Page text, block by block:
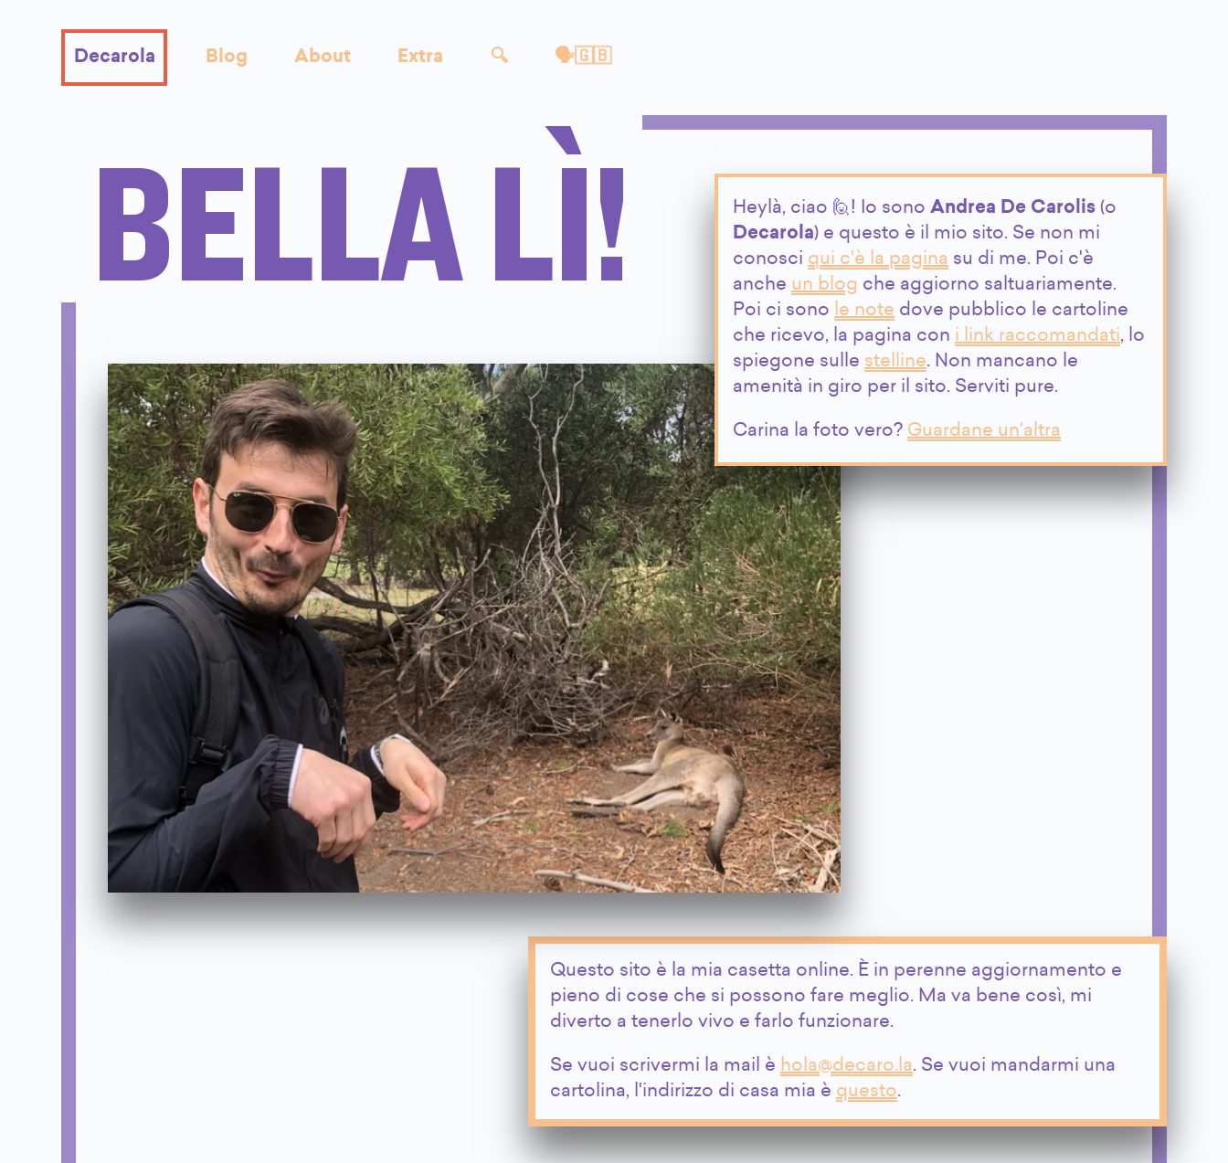
Decarola Blog About Extra 🔍 🗣🇬🇧
BELLA LÌ! Heylà, ciao 🙋! Io sonoAndrea De Carolis (o
Decarola) e questo è il mio sito. Se non mi
conosci qui c'è la pagina su di me. Poi c'è
anche un blog che aggiorno saltuariamente.
Poi ci sono le note dove pubblico le cartoline
che ricevo, la pagina con i link raccomandati, lo
spiegone sulle stelline. Non mancano le
amenità in giro per il sito. Serviti pure.
Carina la foto vero? Guardane un'altra
Questo sito è la mia casetta online. È in perenne aggiornamento e
pieno di cose che si possono fare meglio. Ma va bene così, mi
diverto a tenerlo vivo e farlo funzionare.
Se vuoi scrivermi la mail è hola@decaro.la. Se vuoi mandarmi una
cartolina, l'indirizzo di casa mia è questo.